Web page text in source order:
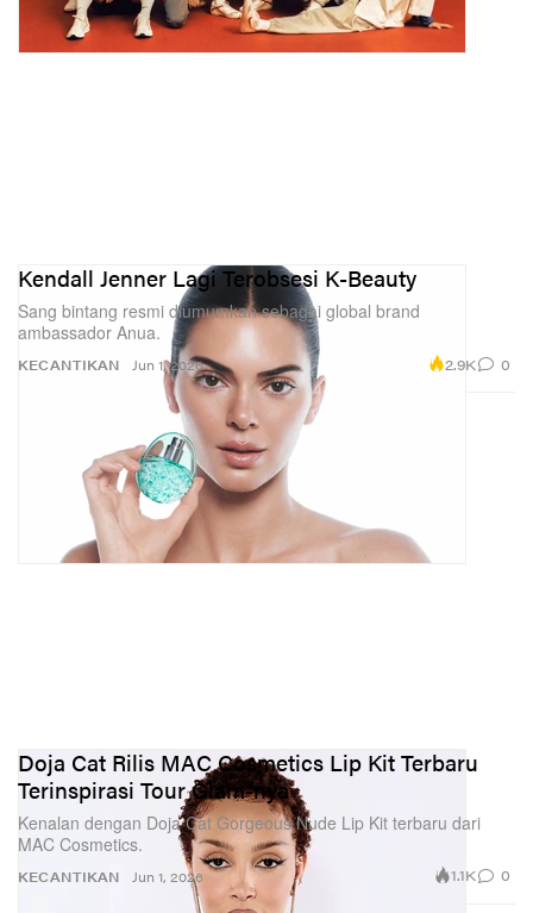
KECANTIKAN
Kendall Jenner Lagi Terobsesi K-Beauty
Sang bintang resmi diumumkan sebagai global brand
ambassador Anua.
Jun 1, 2026 2.9K 0
KECANTIKAN
Doja Cat Rilis MAC Cosmetics Lip Kit Terbaru
Terinspirasi Tour Glam-nya
Kenalan dengan Doja Cat Gorgeous Nude Lip Kit terbaru dari
MAC Cosmetics.
Jun 1, 2026 1.1K 0